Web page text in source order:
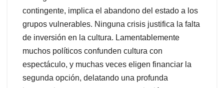
contingente, implica el abandono del estado a los
grupos vulnerables. Ninguna crisis justifica la falta
de inversión en la cultura. Lamentablemente
muchos políticos confunden cultura con
espectáculo, y muchas veces eligen financiar la
segunda opción, delatando una profunda